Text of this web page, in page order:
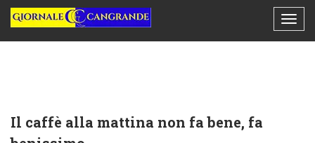
Il caffè alla mattina non fa bene, fa